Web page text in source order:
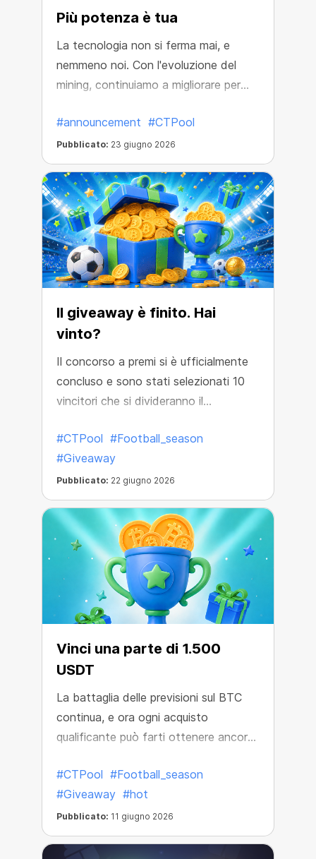
Più potenza è tua
La tecnologia non si ferma mai, e
nemmeno noi. Con l'evoluzione del
mining, continuiamo a migliorare per
e vantaggiosa.
#announcement #CTPool
Pubblicato: 23 giugno 2026
Il giveaway è finito. Hai
vinto?
Il concorso a premi si è ufficialmente
concluso e sono stati selezionati 10
vincitori che si divideranno il
#CTPool #Football_season
#Giveaway
Pubblicato: 22 giugno 2026
Vinci una parte di 1.500
USDT
La battaglia delle previsioni sul BTC
continua, e ora ogni acquisto
qualificante può farti ottenere ancora
#CTPool #Football_season
#Giveaway #hot
Pubblicato: 11 giugno 2026